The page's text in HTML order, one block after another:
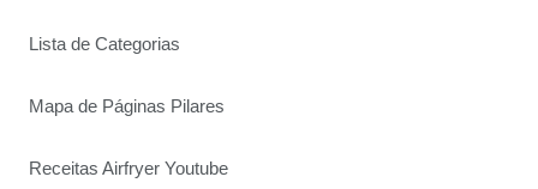
Lista de Categorias
Mapa de Páginas Pilares
Receitas Airfryer Youtube